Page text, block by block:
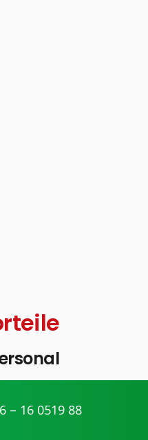
Weiterbildungen teil.
– 16 0519 88